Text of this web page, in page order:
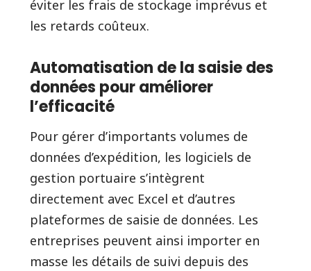
éviter les frais de stockage imprévus et
les retards coûteux.
Automatisation de la saisie des
données pour améliorer
l’efficacité
Pour gérer d’importants volumes de
données d’expédition, les logiciels de
gestion portuaire s’intègrent
directement avec Excel et d’autres
plateformes de saisie de données. Les
entreprises peuvent ainsi importer en
masse les détails de suivi depuis des